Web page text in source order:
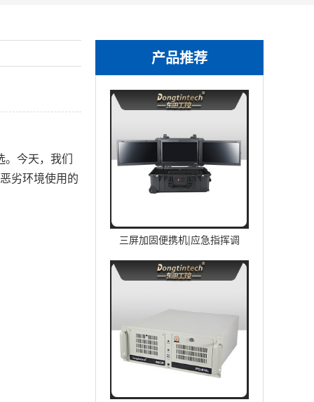
产品推荐
三屏加固便携机|应急指挥调
度台移动终端|DTG-U1713-
。今天，我们
劣环境使用的